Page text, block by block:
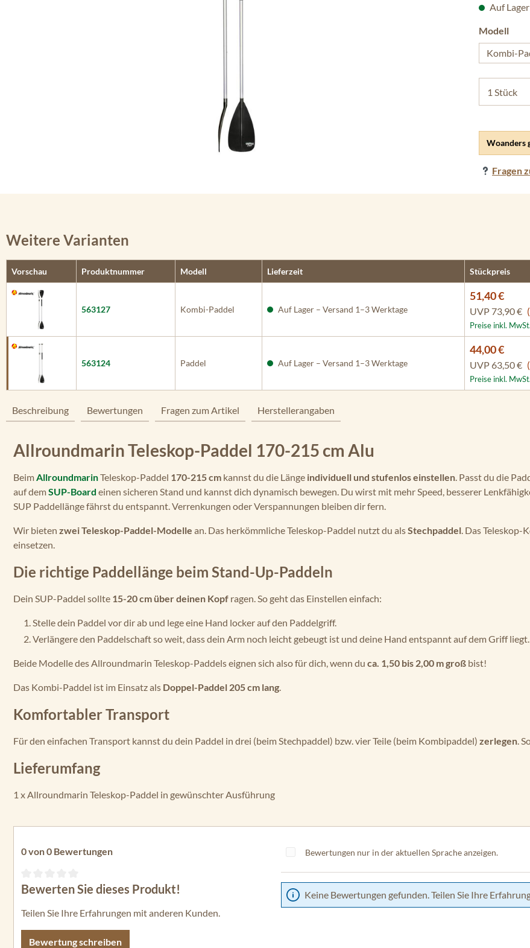
Woanders
Fragen
Auf
Modell
Kombi-
Weitere Varianten
Vorschau Produktnummer Modell Lieferzeit Stückpreis
563127 Kombi-Paddel Auf Lager – Versand 1–3 Werktage
51,40 €
UVP 73,90 €
Preise inkl.
563124 Paddel Auf Lager – Versand 1–3 Werktage
44,00 €
UVP 63,50 €
Preise inkl.
Beschreibung Bewertungen Fragen zum Artikel Herstellerangaben
Allroundmarin Teleskop-Paddel 170-215 cm Alu
BeimAllroundmarinTeleskop-Paddel 170-215 cm kannst du die Länge individuell und stufenlos einstellen. Passt du die
auf demSUP-Board einen sicheren Stand und kannst dich dynamisch bewegen. Du wirst mit mehr Speed, besserer
SUP Paddellänge fährst du entspannt. Verrenkungen oder Verspannungen bleiben dir fern.
Wir bieten zwei Teleskop-Paddel-Modelle an. Das herkömmliche Teleskop-Paddel nutzt du alsStechpaddel. Das Teleskop-
einsetzen.
Die richtige Paddellänge beim Stand-Up-Paddeln
Dein SUP-Paddel sollte 15-20 cm über deinen Kopf ragen. So geht das Einstellen einfach:
Stelle dein Paddel vor dir ab und lege eine Hand locker auf den Paddelgriff.
Verlängere den Paddelschaft so weit, dass dein Arm noch leicht gebeugt ist und deine Hand entspannt auf dem Griff liegt.
Beide Modelle des Allroundmarin Teleskop-Paddels eignen sich also für dich, wenn du ca. 1,50 bis 2,00 m groß bist!
Das Kombi-Paddel ist im Einsatz als Doppel-Paddel 205 cm lang.
Komfortabler Transport
Für den einfachen Transport kannst du dein Paddel in drei (beim Stechpaddel) bzw. vier Teile (beim Kombipaddel) zerlegen.
Lieferumfang
1 x Allroundmarin Teleskop-Paddel in gewünschter Ausführung
0 von 0 Bewertungen
Durchschnittliche Bewertung von 0 von 5 Sternen
Bewerten Sie dieses Produkt!
Teilen Sie Ihre Erfahrungen mit anderen Kunden.
Bewertung schreiben
Bewertungen nur in der aktuellen Sprache anzeigen.
Keine Bewertungen gefunden. Teilen Sie Ihre